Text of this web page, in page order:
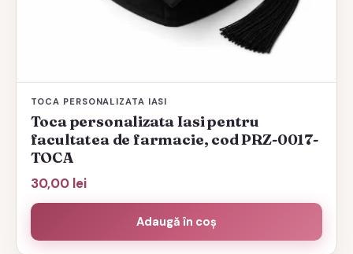
TOCA PERSONALIZATA IASI
Toca personalizata Iasi pentru
facultatea de farmacie, cod PRZ-0017-
TOCA
30,00 lei
Adaugă în coș